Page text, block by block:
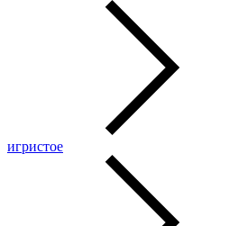
игристое